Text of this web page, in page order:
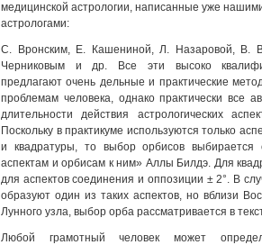
медицинской астрологии, написанные уже
астрологами:
С. Вронским, Е. Кашениной, Л. Назаровой, В.
Черниковым и др. Все эти высоко
предлагают очень дельные и практические
проблемам человека, однако практически все
длительности действия астрологических
Поскольку в практикуме используются только
и квадратуры, то выбор орбисов выбирается
аспектам и орбисам к ним» Аллы Билдэ. Для
для аспектов соединения и оппозиции ± 2°. В
образуют один из таких аспектов, но вблизи
Лунного узла, выбор орба рассматривается в
Любой грамотный человек может